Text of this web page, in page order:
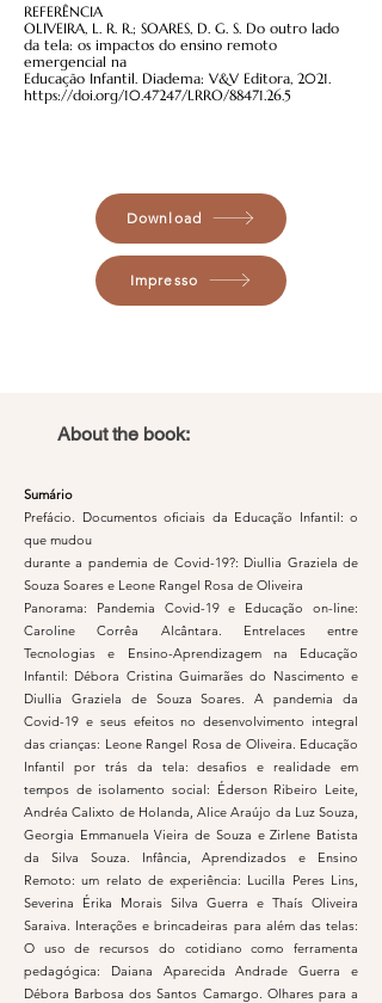
REFERÊNCIA
OLIVEIRA, L. R. R.; SOARES, D. G. S. Do outro lado
da tela: os impactos do ensino remoto
emergencial na
Educação Infantil. Diadema: V&V Editora, 2021.
https://doi.org/10.47247/LRRO/88471.26.5
Download
Impresso
About the book:
Sumário
Prefácio. Documentos oficiais da Educação Infantil: o
que mudou
durante a pandemia de Covid-19?: Diullia Graziela de
Souza Soares e Leone Rangel Rosa de Oliveira
Panorama: Pandemia Covid-19 e Educação on-line:
Caroline Corrêa Alcântara. Entrelaces entre
Tecnologias e Ensino-Aprendizagem na Educação
Infantil: Débora Cristina Guimarães do Nascimento e
Diullia Graziela de Souza Soares. A pandemia da
Covid-19 e seus efeitos no desenvolvimento integral
das crianças: Leone Rangel Rosa de Oliveira. Educação
Infantil por trás da tela: desafios e realidade em
tempos de isolamento social: Éderson Ribeiro Leite,
Andréa Calixto de Holanda, Alice Araújo da Luz Souza,
Georgia Emmanuela Vieira de Souza e Zirlene Batista
da Silva Souza. Infância, Aprendizados e Ensino
Remoto: um relato de experiência: Lucilla Peres Lins,
Severina Érika Morais Silva Guerra e Thaís Oliveira
Saraiva. Interações e brincadeiras para além das telas:
O uso de recursos do cotidiano como ferramenta
pedagógica: Daiana Aparecida Andrade Guerra e
Débora Barbosa dos Santos Camargo. Olhares para a